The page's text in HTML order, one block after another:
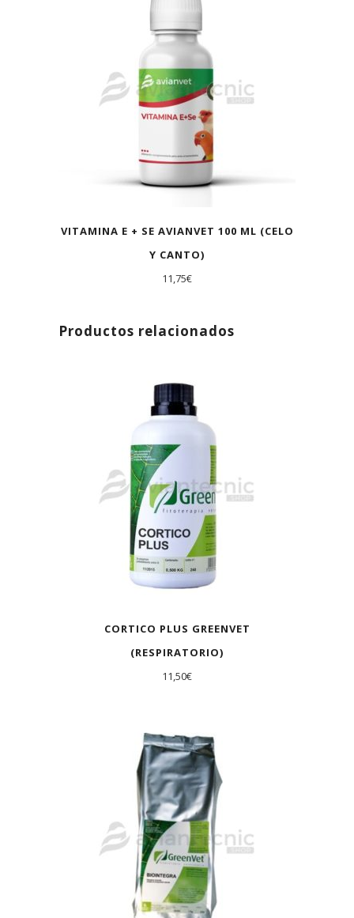
VITAMINA E + SE AVIANVET 100 ML (CELO
Y CANTO)
11,75€
Productos relacionados
CORTICO PLUS GREENVET
(RESPIRATORIO)
11,50€